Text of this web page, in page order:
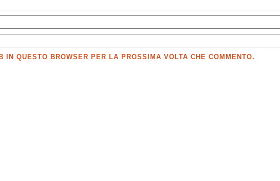
QUESTO BROWSER PER LA PROSSIMA VOLTA CHE COMMENTO.